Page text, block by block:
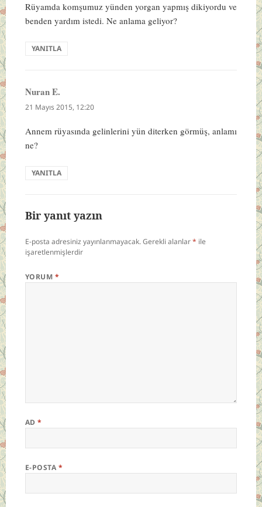
Rüyamda komşumuz yünden yorgan yapmış dikiyordu ve
benden yardım istedi. Ne anlama geliyor?
YANITLA
Nuran E.
ki:
21 Mayıs 2015, 12:20
Annem rüyasında gelinlerini yün diterken görmüş, anlamı
ne?
YANITLA
Bir yanıt yazın
E-posta adresiniz yayınlanmayacak.Gerekli alanlar* ile
işaretlenmişlerdir
YORUM *
AD*
E-POSTA *